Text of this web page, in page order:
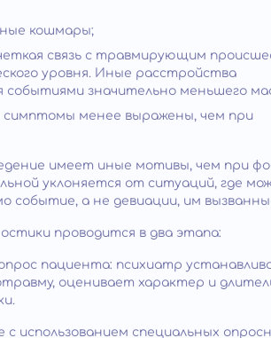
кошмары;
связь с травмирующим
уровня. Иные расстройства
событиями значительно меньшего
симптомы менее выражены, чем при
имеет иные мотивы, чем при
уклоняется от ситуаций, где
событие, а не девиации, им
проводится в два этапа:
пациента: психиатр
оценивает характер и
с использованием специальных